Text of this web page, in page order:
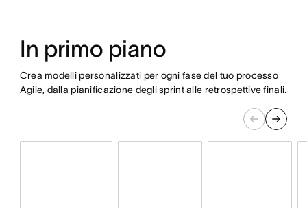
In primo piano
Crea modelli personalizzati per ogni fase del tuo processo
Agile, dalla pianificazione degli sprint alle retrospettive finali.